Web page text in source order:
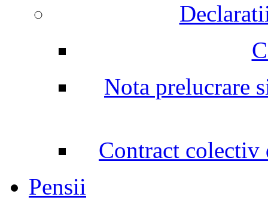
Nota prelucrare
Contract colectiv
Pensii